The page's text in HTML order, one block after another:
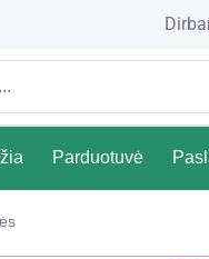
Parduotuvė